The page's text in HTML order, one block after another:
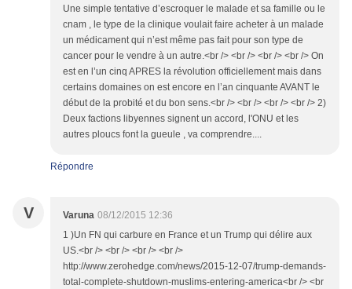
Une simple tentative d’escroquer le malade et sa famille ou le
cnam , le type de la clinique voulait faire acheter à un malade
un médicament qui n’est même pas fait pour son type de
cancer pour le vendre à un autre.<br /> <br /> <br /> <br /> On
est en l’un cinq APRES la révolution officiellement mais dans
certains domaines on est encore en l’an cinquante AVANT le
début de la probité et du bon sens.<br /> <br /> <br /> <br /> 2)
Deux factions libyennes signent un accord, l'ONU et les
autres ploucs font la gueule , va comprendre....
Répondre
V Varuna 08/12/2015 12:36
1 )Un FN qui carbure en France et un Trump qui délire aux
US.<br /> <br /> <br /> <br />
http://www.zerohedge.com/news/2015-12-07/trump-demands-
total-complete-shutdown-muslims-entering-america<br /> <br